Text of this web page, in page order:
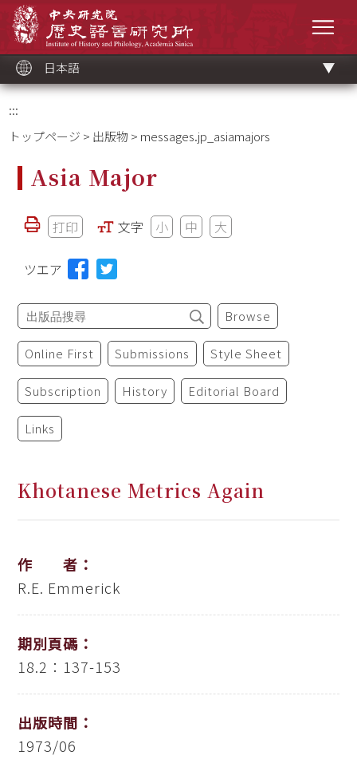
ッ
ク
日本語
:::
トップページ > 出版物 > messages.jp_asiamajors
Asia Major
打印 文字 小 中 大
ツエア
Browse
Online First Submissions Style Sheet
Subscription History Editorial Board
Links
Khotanese Metrics Again
作 者：
R.E. Emmerick
期別頁碼：
18.2：137-153
出版時間：
1973/06